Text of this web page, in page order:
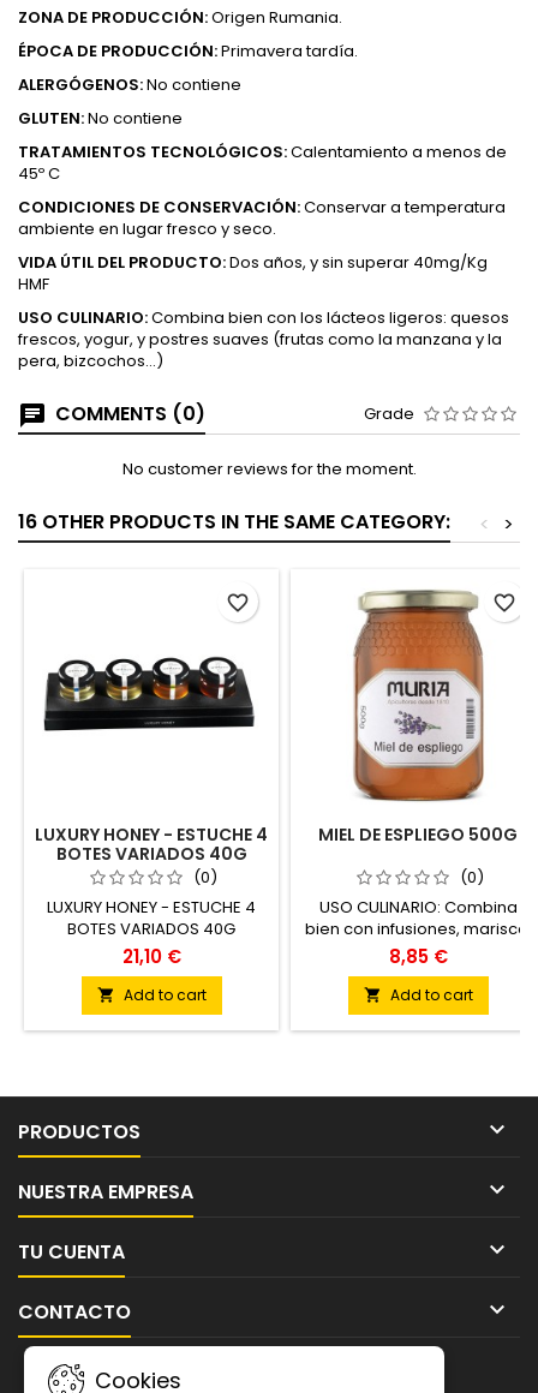
ZONA DE PRODUCCIÓN:Origen Rumania.
ÉPOCA DE PRODUCCIÓN:Primavera tardía.
ALERGÓGENOS:No contiene
GLUTEN:No contiene
TRATAMIENTOS TECNOLÓGICOS:Calentamiento a menos de
45º C
CONDICIONES DE CONSERVACIÓN:Conservar a temperatura
ambiente en lugar fresco y seco.
VIDA ÚTIL DEL PRODUCTO:Dos años, y sin superar 40mg/Kg
HMF
USO CULINARIO:Combina bien con los lácteos ligeros: quesos
frescos, yogur, y postres suaves (frutas como la manzana y la
pera, bizcochos…)
COMMENTS (0) Grade
No customer reviews for the moment.
16 OTHER PRODUCTS IN THE SAME CATEGORY: >
<
LUXURY HONEY - ESTUCHE 4
BOTES VARIADOS 40G
(0)
LUXURY HONEY - ESTUCHE 4
BOTES VARIADOS 40G
21,10 €
 Add to cart
favorite_border
MIEL DE ESPLIEGO 500G
(0)
USO CULINARIO: Combina
bien con infusiones, marisco,
boquerones, y directamente
sobre pan blanco.
8,85 €
 Add to cart
favorite_border
PRODUCTOS 
NUESTRA EMPRESA 
TU CUENTA 
CONTACTO 
Cookies